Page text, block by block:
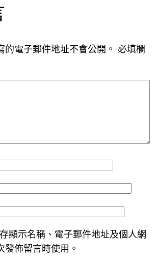
的電子郵件地址不會公開。 必填欄
顯示名稱、電子郵件地址及個人網
發佈留言時使用。